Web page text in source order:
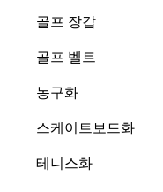
골프 장갑
골프 벨트
농구화
스케이트보드화
테니스화